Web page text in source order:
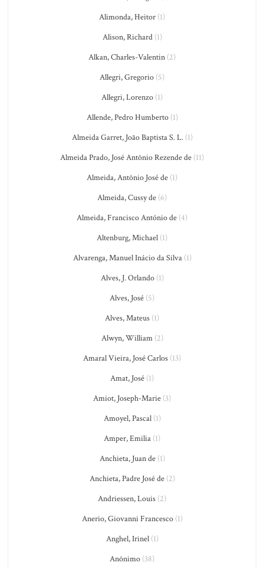
Alimonda, Heitor (1)
Alison, Richard(1)
Alkan, Charles-Valentin (2)
Allegri, Gregorio (5)
Allegri, Lorenzo (1)
Allende, Pedro Humberto(1)
Almeida Garret, João Baptista S. L.(1)
Almeida Prado, José Antônio Rezende de (11)
Almeida, Antônio José de (1)
Almeida, Cussy de (6)
Almeida, Francisco António de (4)
Altenburg, Michael (1)
Alvarenga, Manuel Inácio da Silva(1)
Alves, J. Orlando(1)
Alves, José (5)
Alves, Mateus (1)
Alwyn, William(2)
Amaral Vieira, José Carlos (13)
Amat, José (1)
Amiot, Joseph-Marie (3)
Amoyel, Pascal(1)
Amper, Emilia (1)
Anchieta, Juan de(1)
Anchieta, Padre José de(2)
Andriessen, Louis (2)
Anerio, Giovanni Francesco(1)
Anghel, Irinel(1)
Anônimo (38)